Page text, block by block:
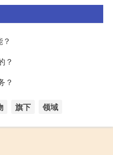
？
？
旗下 领域